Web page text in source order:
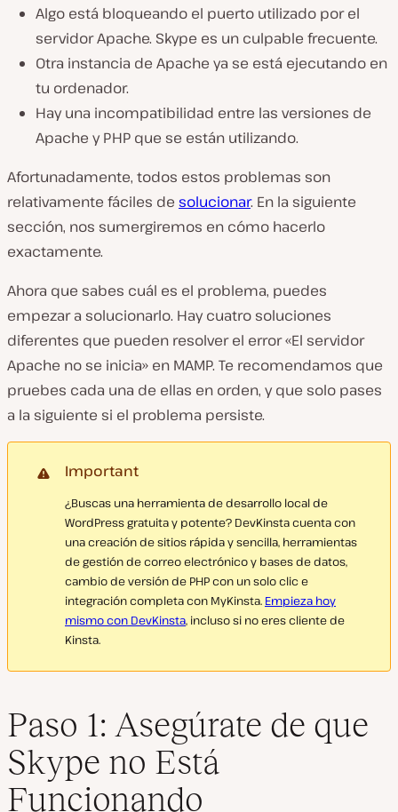
Algo está bloqueando el puerto utilizado por el
servidor Apache. Skype es un culpable frecuente.
Otra instancia de Apache ya se está ejecutando en
tu ordenador.
Hay una incompatibilidad entre las versiones de
Apache y PHP que se están utilizando.
Afortunadamente, todos estos problemas son
relativamente fáciles de solucionar. En la siguiente
sección, nos sumergiremos en cómo hacerlo
exactamente.
Ahora que sabes cuál es el problema, puedes
empezar a solucionarlo. Hay cuatro soluciones
diferentes que pueden resolver el error «El servidor
Apache no se inicia» en MAMP. Te recomendamos que
pruebes cada una de ellas en orden, y que solo pases
a la siguiente si el problema persiste.
Important
¿Buscas una herramienta de desarrollo local de
WordPress gratuita y potente? DevKinsta cuenta con
una creación de sitios rápida y sencilla, herramientas
de gestión de correo electrónico y bases de datos,
cambio de versión de PHP con un solo clic e
integración completa con MyKinsta. Empieza hoy
mismo con DevKinsta, incluso si no eres cliente de
Kinsta.
Paso 1: Asegúrate de que
Skype no Está
Funcionando